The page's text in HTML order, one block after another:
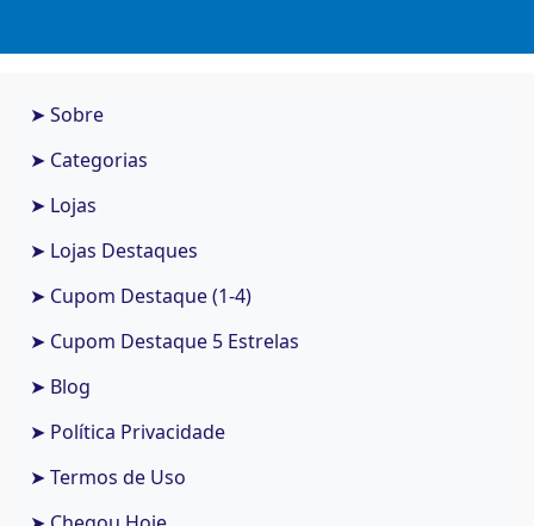
➤ Sobre
➤ Categorias
➤ Lojas
➤ Lojas Destaques
➤ Cupom Destaque (1-4)
➤ Cupom Destaque 5 Estrelas
➤ Blog
➤ Política Privacidade
➤ Termos de Uso